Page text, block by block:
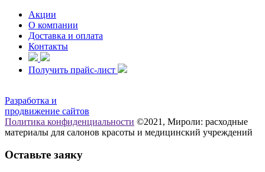
Акции
О компании
Доставка и оплата
Контакты
Получить прайс-лист
Разработка и
продвижение сайтов
Политика конфиденциальности ©2021, Мироли: расходные
материалы для салонов красоты и медицинский учреждений
Оставьте заяку